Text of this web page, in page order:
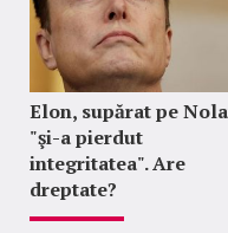
Elon, supărat pe
"şi-a pierdut
integritatea". Are
dreptate?